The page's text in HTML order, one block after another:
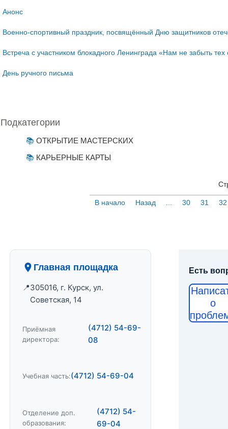
Анонс
Военно-спортивный праздник, посвящённый Дню защитников
Встреча с участником блокадного Ленинграда «Нам не забыть
День ручного письма
Подкатегории
ОТКРЫТИЕ МАСТЕРСКИХ
КАРЬЕРНЫЕ КАРТЫ
В начало Назад 30 31 32
Главная площадка
305016, г. Курск, ул.
Советская, 14
Приёмная
директора:
(4712) 54-69-
08
Учебная часть:(4712) 54-69-04
Отделение доп.
образования:
(4712) 54-
69-04
Есть
о